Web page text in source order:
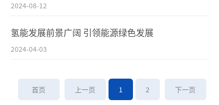
2024-08-12
氢能发展前景广阔 引领能源绿色发展
2024-04-03
首页 上一页 1 2 下一页